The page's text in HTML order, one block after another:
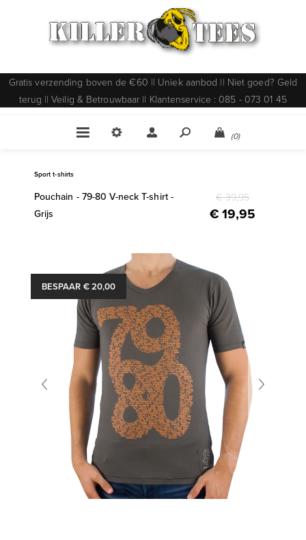
Gratis verzending boven de €60 || Uniek aanbod || Niet goed? Geld
terug || Veilig & Betrouwbaar || Klantenservice : 085 - 073 01 45
(0)
Sport t-shirts
Pouchain - 79-80 V-neck T-shirt -
Grijs
€ 39,95
€ 19,95
BESPAAR € 20,00